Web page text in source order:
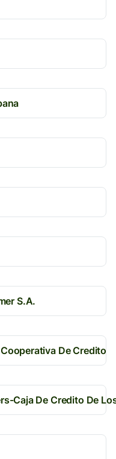
S.A.
De Credito
Caja De Credito De